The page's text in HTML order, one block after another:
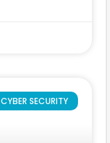
SECURITY